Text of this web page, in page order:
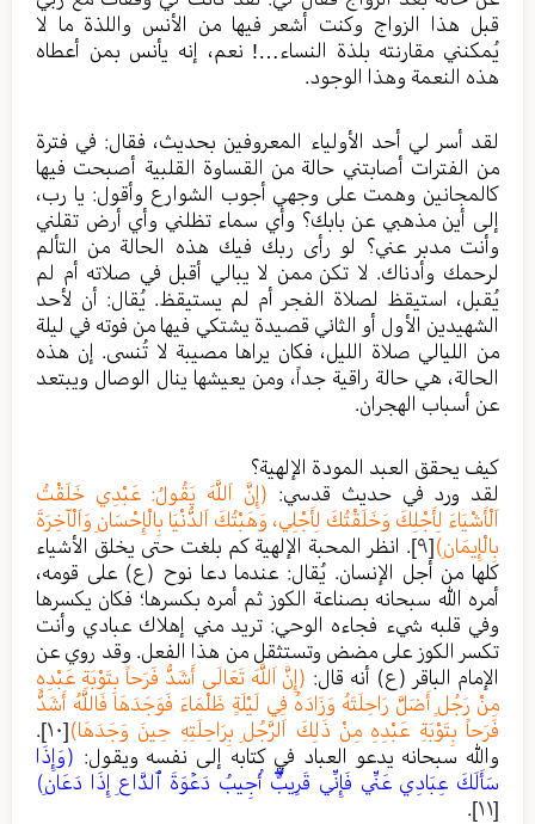
قبل هذا الزواج وكنت أشعر فيها من الأنس واللذة ما لا
يُمكنني مقارنته بلذة النساء…! نعم، إنه يأنس بمن أعطاه
هذه النعمة وهذا الوجود.
لقد أسر لي أحد الأولياء المعروفين بحديث، فقال: في فترة
من الفترات أصابتني حالة من القساوة القلبية أصبحت فيها
كالمجانين وهمت على وجهي أجوب الشوارع وأقول: يا رب،
إلى أين مذهبي عن بابك؟ وأي سماء تظلني وأي أرض تقلني
وأنت مدبر عني؟ لو رأى ربك فيك هذه الحالة من التألم
لرحمك وأدناك. لا تكن ممن لا يبالي أقبل في صلاته أم لم
يُقبل، استيقظ لصلاة الفجر أم لم يستيقظ. يُقال: أن لأحد
الشهيدين الأول أو الثاني قصيدة يشتكي فيها من فوته في ليلة
من الليالي صلاة الليل، فكان يراها مصيبة لا تُنسى. إن هذه
الحالة، هي حالة راقية جداً، ومن يعيشها ينال الوصال ويبتعد
عن أسباب الهجران.
كيف يحقق العبد المودة الإلهية؟
لقد ورد في حديث قدسي: (إِنَّ اَللَّهَ يَقُولُ: عَبْدِي خَلَقْتُ
اَلْأَشْيَاءَ لِأَجْلِكَ وَخَلَقْتُكَ لِأَجْلِي، وَهَبْتُكَ اَلدُّنْيَا بِالْإِحْسَانِ وَاَلْآخِرَةَ
بِالْإِيمَانِ)[٩]
. انظر المحبة الإلهية كم بلغت حتى يخلق الأشياء
كلها من أجل الإنسان. يُقال: عندما دعا نوح (ع) على قومه،
أمره الله سبحانه بصناعة الكوز ثم أمره بكسرها؛ فكان يكسرها
وفي قلبه شيء فجاءه الوحي: تريد مني إهلاك عبادي وأنت
تكسر الكوز على مضض وتستثقل من هذا الفعل. وقد روي عن
الإمام الباقر (ع) أنه قال: (إِنَّ اَللَّهَ تَعَالَى أَشَدُّ فَرَحاً بِتَوْبَةِ عَبْدِهِ
مِنْ رَجُلٍ أَضَلَّ رَاحِلَتَهُ وَزَادَهُ فِي لَيْلَةٍ ظَلْمَاءَ فَوَجَدَهَا فَاللَّهُ أَشَدُّ
فَرَحاً بِتَوْبَةِ عَبْدِهِ مِنْ ذَلِكَ اَلرَّجُلِ بِرَاحِلَتِهِ حِينَ وَجَدَهَا)[١٠]
.
والله سبحانه يدعو العباد في كتابه إلى نفسه ويقول: (وَإِذَا
سَأَلَكَ عِبَادِي عَنِّي فَإِنِّي قَرِيبٌۖ أُجِيبُ دَعۡوَةَ ٱلدَّاعِ إِذَا دَعَانِ)
[١١]
.